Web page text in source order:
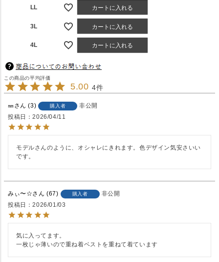
LL カートに入れる
3L カートに入れる
4L カートに入れる
5.00 4
㎜ 3 購入者
非公開
投稿日
2026/04/11
モデルさんのように、オシャレにきれます。色デザイン気安さいい
です。
みぃ〜☆ 67 購入者
非公開
投稿日
2026/01/03
気に入ってます。
一枚じゃ薄いので重ね着ベストを重ねて着ています